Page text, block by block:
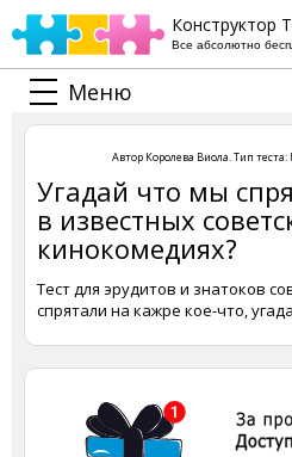
Конструктор
Все абсолютно
Меню
Автор Королева Виола. Тип теста:
Угадай что мы
в известных
кинокомедиях?
Тест для эрудитов и знатоков
спрятали на кажре кое-что,